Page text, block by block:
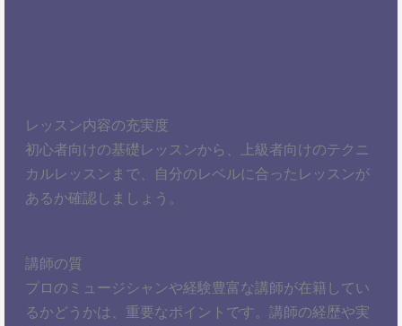
レッスン内容の充実度
初心者向けの基礎レッスンから、上級者向けのテクニ
カルレッスンまで、自分のレベルに合ったレッスンが
あるか確認しましょう。
講師の質
プロのミュージシャンや経験豊富な講師が在籍してい
るかどうかは、重要なポイントです。講師の経歴や実